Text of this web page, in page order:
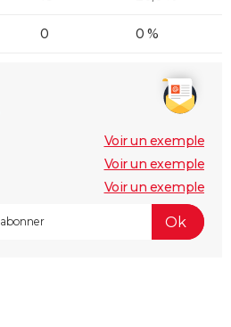
0 0 %
Voir un exemple
Voir un exemple
Voir un exemple